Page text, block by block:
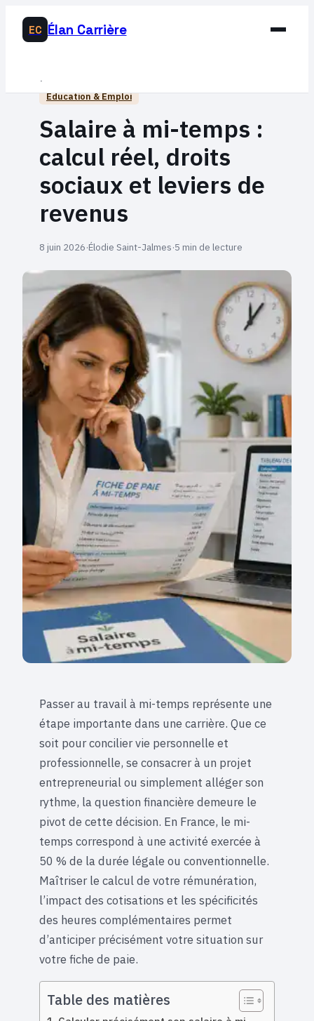
EC Élan Carrière
Business
Éducation & Emploi
Éducation & Emploi
Salaire à mi-temps :
calcul réel, droits
sociaux et leviers de
revenus
8 juin 2026·Élodie Saint-Jalmes·5 min de lecture
Passer au travail à mi-temps représente une
étape importante dans une carrière. Que ce
soit pour concilier vie personnelle et
professionnelle, se consacrer à un projet
entrepreneurial ou simplement alléger son
rythme, la question financière demeure le
pivot de cette décision. En France, le mi-
temps correspond à une activité exercée à
50 % de la durée légale ou conventionnelle.
Maîtriser le calcul de votre rémunération,
l’impact des cotisations et les spécificités
des heures complémentaires permet
d’anticiper précisément votre situation sur
votre fiche de paie.
Table des matières